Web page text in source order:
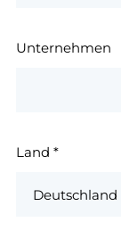
Unternehmen
Land *